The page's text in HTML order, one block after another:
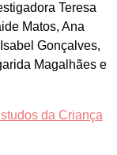
Teresa
Matos, Ana
Gonçalves,
Magalhães e
da Criança